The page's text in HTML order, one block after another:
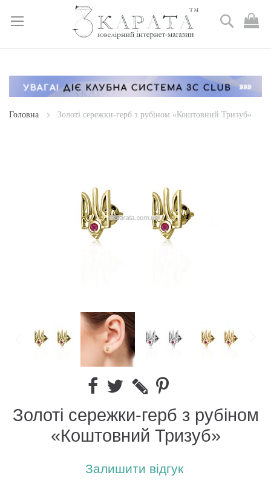
Skip
Content
Пошук
Головна Золоті сережки-герб з рубіном «Коштовний Тризуб»
Золоті сережки-герб з рубіном
«Коштовний Тризуб»
Залишити відгук